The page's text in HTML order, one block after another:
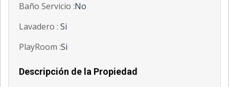
Baño Servicio :No
Lavadero : Si
PlayRoom :Si
Descripción de la Propiedad